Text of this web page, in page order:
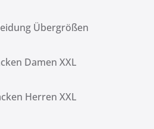
Übergrößen
Damen XXL
Herren XXL